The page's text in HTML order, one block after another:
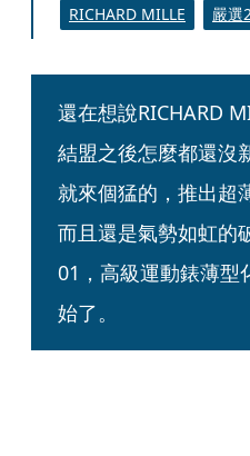
RICHARD MILLE 嚴選
還在想說RICHARD
結盟之後怎麼都還沒
就來個猛的，推出超
而且還是氣勢如虹的
01，高級運動錶薄型
始了。